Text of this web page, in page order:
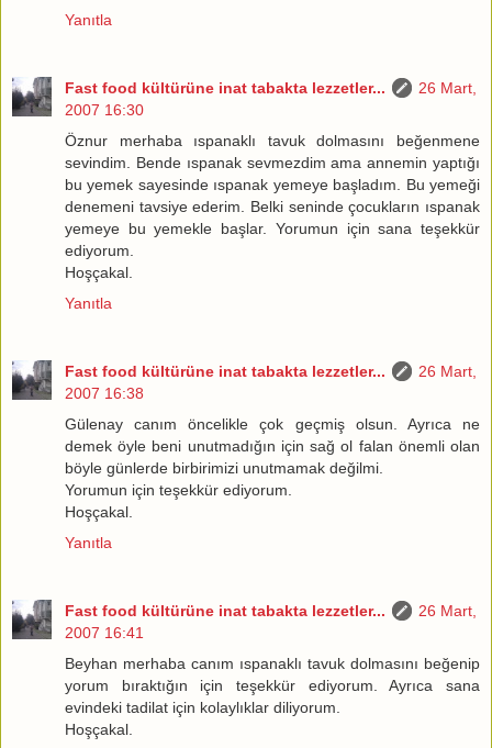
Yanıtla
Fast food kültürüne inat tabakta lezzetler...
26 Mart,
2007 16:30
Öznur merhaba ıspanaklı tavuk dolmasını beğenmene
sevindim. Bende ıspanak sevmezdim ama annemin yaptığı
bu yemek sayesinde ıspanak yemeye başladım. Bu yemeği
denemeni tavsiye ederim. Belki seninde çocukların ıspanak
yemeye bu yemekle başlar. Yorumun için sana teşekkür
ediyorum.
Hoşçakal.
Yanıtla
Fast food kültürüne inat tabakta lezzetler...
26 Mart,
2007 16:38
Gülenay canım öncelikle çok geçmiş olsun. Ayrıca ne
demek öyle beni unutmadığın için sağ ol falan önemli olan
böyle günlerde birbirimizi unutmamak değilmi.
Yorumun için teşekkür ediyorum.
Hoşçakal.
Yanıtla
Fast food kültürüne inat tabakta lezzetler...
26 Mart,
2007 16:41
Beyhan merhaba canım ıspanaklı tavuk dolmasını beğenip
yorum bıraktığın için teşekkür ediyorum. Ayrıca sana
evindeki tadilat için kolaylıklar diliyorum.
Hoşçakal.